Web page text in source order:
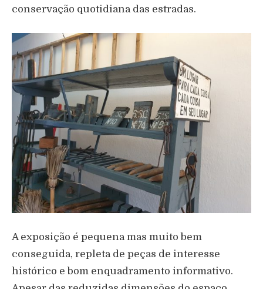
conservação quotidiana das estradas.
A exposição é pequena mas muito bem
conseguida, repleta de peças de interesse
histórico e bom enquadramento informativo.